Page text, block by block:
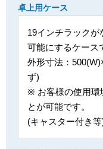
卓上用ケース
19インチラック
可能にするケース
外形寸法：
ず)
※ お客様の使用環
とが可能です。
(キャスター付き等